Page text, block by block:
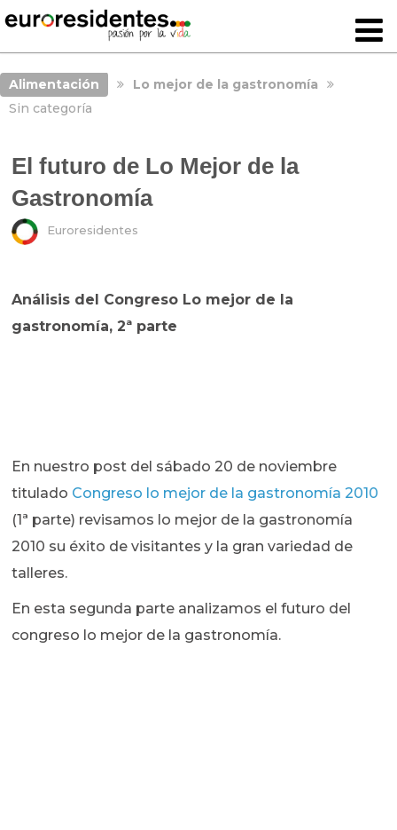
Alimentación
Lo mejor de la gastronomía
Sin categoría
El futuro de Lo Mejor de la
Gastronomía
Euroresidentes
Análisis del Congreso Lo mejor de la
gastronomía, 2ª parte
En nuestro post del sábado 20 de noviembre
titulado Congreso lo mejor de la gastronomía 2010
(1ª parte) revisamos lo mejor de la gastronomía
2010 su éxito de visitantes y la gran variedad de
talleres.
En esta segunda parte analizamos el futuro del
congreso lo mejor de la gastronomía.